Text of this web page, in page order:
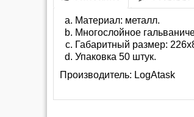
Материал: металл.
Многослойное
Габаритный размер:
Упаковка 50 штук.
Производитель: LogAtask